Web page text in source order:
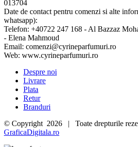
013704
Date de contact pentru comenzi si alte
whatsapp):
Telefon: +40722 247 168 - Al Bazzaz
- Elena Mahmoud
Email: comenzi@cyrineparfumuri.ro
Web: www.cyrineparfumuri.ro
Despre noi
Livrare
Plata
Retur
Branduri
© Copyright 2026 | Toate drepturile
GraficaDigitala.ro